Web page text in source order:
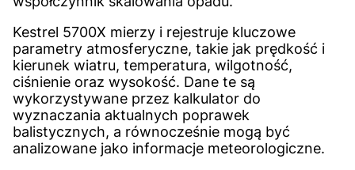
Kestrel 5700X mierzy i rejestruje kluczowe
parametry atmosferyczne, takie jak prędkość i
kierunek wiatru, temperatura, wilgotność,
ciśnienie oraz wysokość. Dane te są
wykorzystywane przez kalkulator do
wyznaczania aktualnych poprawek
balistycznych, a równocześnie mogą być
analizowane jako informacje meteorologiczne.